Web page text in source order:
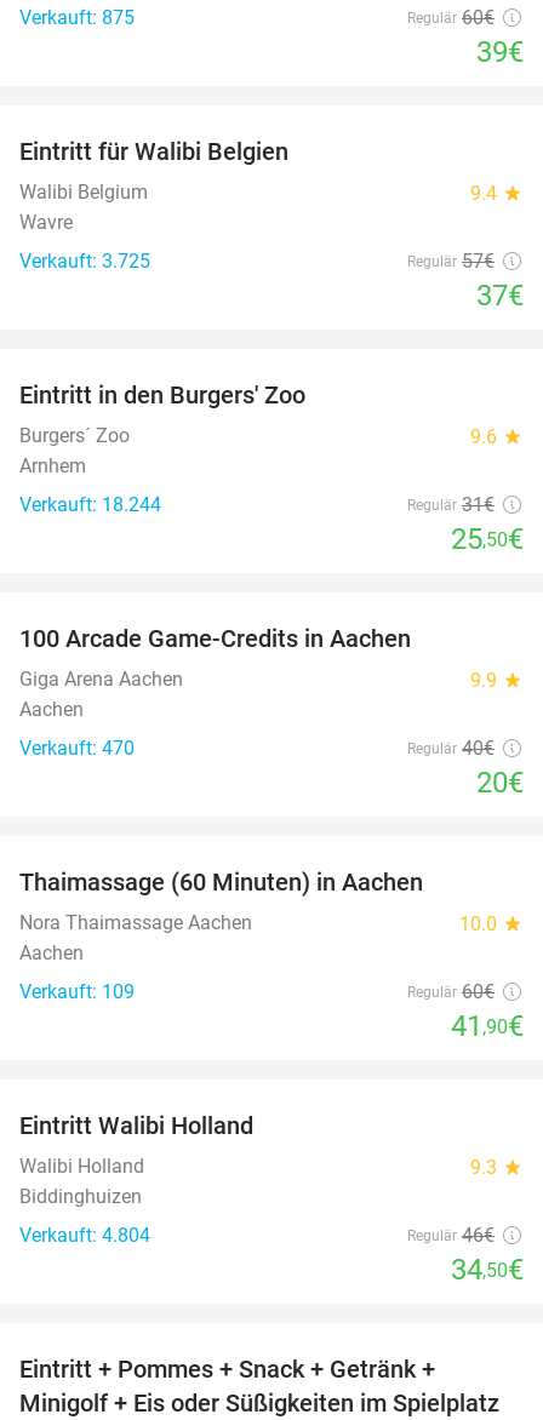
Verkauft: 875 Regulär 60€
39€
Eintritt für Walibi Belgien
Walibi Belgium 9.4 star
Wavre
Verkauft: 3.725
Regulär 57€
37€
Eintritt in den Burgers' Zoo
Burgers´ Zoo 9.6 star
Arnhem
Verkauft: 18.244
Regulär 31€
25,50€
100 Arcade Game-Credits in Aachen
Giga Arena Aachen 9.9 star
Aachen
Verkauft: 470
Regulär 40€
20€
Thaimassage (60 Minuten) in Aachen
Nora Thaimassage Aachen 10.0 star
Aachen
Verkauft: 109
Regulär 60€
41 ,90€
Eintritt Walibi Holland
Walibi Holland 9.3 star
Biddinghuizen
Verkauft: 4.804
Regulär 46€
34,50€
Eintritt + Pommes + Snack + Getränk +
Minigolf + Eis oder Süßigkeiten im Spielplatz